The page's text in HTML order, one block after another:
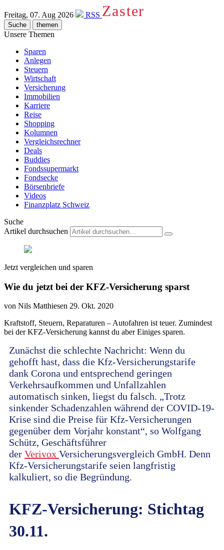
Freitag, 07. Aug 2026 RSS Zaster
Suche themen
Unsere Themen
Sparen
Anlegen
Steuern
Wirtschaft
Versicherung
Immobilien
Karriere
Reise
Shopping
Kolumnen
Vergleichsrechner
Deals
Buddies
Fondssupermarkt
Fondsecke
Börsenbriefe
Videos
Finanzplatz Schweiz
Suche
Artikel durchsuchen
Jetzt vergleichen und sparen
Wie du jetzt bei der KFZ-Versicherung sparst
von Nils Matthiesen 29. Okt. 2020
Kraftstoff, Steuern, Reparaturen – Autofahren ist teuer. Zumindest
bei der KFZ-Versicherung kannst du aber Einiges sparen.
Zunächst die schlechte Nachricht: Wenn du
gehofft hast, dass die Kfz-Versicherungstarife
dank Corona und entsprechend geringen
Verkehrsaufkommen und Unfallzahlen
automatisch sinken, liegst du falsch. „Trotz
sinkender Schadenzahlen während der COVID-19-
Krise sind die Preise für Kfz-Versicherungen
gegenüber dem Vorjahr konstant“, so Wolfgang
Schütz, Geschäftsführer
der Verivox Versicherungsvergleich GmbH. Denn
Kfz-Versicherungstarife seien langfristig
kalkuliert, so die Begründung.
KFZ-Versicherung: Stichtag
30.11.